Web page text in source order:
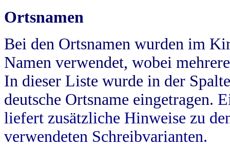
Ortsnamen
Bei den Ortsnamen wurden im
Namen verwendet, wobei
In dieser Liste wurde in der
deutsche Ortsname eingetragen.
liefert zusätzliche Hinweise zu
verwendeten Schreibvarianten.